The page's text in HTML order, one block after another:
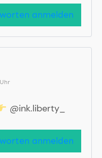
anmelden
@ink.liberty_
anmelden